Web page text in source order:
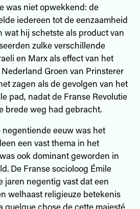
was niet opwekkend: de
iedereen tot de eenzaamheid
wat hij schetste als product van
zulke verschillende
en Marx als effect van het
Groen van Prinsterer
zagen als de gevolgen van het
pad, nadat de Franse Revolutie
brede weg had gebracht.
eeuw was het
een vast thema in het
ook dominant geworden in
De Franse socioloog Émile
jaren negentig vast dat een
welhaast religieuze betekenis
quelque chose de cette majesté